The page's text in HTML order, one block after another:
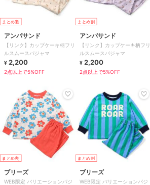
まとめ割
アンパサンド
【リンク】カップケーキ柄フリ
ルスムースパジャマ
¥ 2,200
2点以上で5%OFF
まとめ割
アンパサンド
【リンク】カップケーキ柄フリ
ルスムースパジャマ
¥ 2,200
2点以上で5%OFF
まとめ割
ブリーズ
WEB限定 バリエーションパジ
まとめ割
ブリーズ
WEB限定 バリエーションパジ